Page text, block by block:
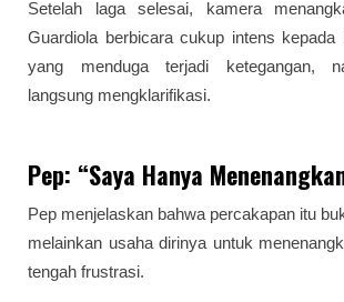
Setelah laga selesai, kamera
Guardiola berbicara cukup intens kepada
yang menduga terjadi ketegangan,
langsung mengklarifikasi.
Pep: “Saya Hanya
Pep menjelaskan bahwa percakapan itu
melainkan usaha dirinya untuk
tengah frustrasi.